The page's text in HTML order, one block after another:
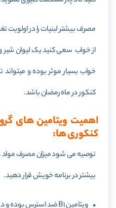
مصرف بیشتر لبنیات را در اولویت
از خواب سعی کنید یک لیوان شیر
خواب بسیار موثر بوده و
کنکور در ماه رمضان باشد.
کنکوری ها:
بیشتر در برنامه خویش قرار دهید.